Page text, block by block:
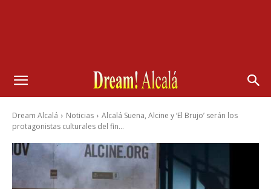
Dream Alcalá Noticias
Alcalá Suena, Alcine y ‘El Brujo’ serán los
protagonistas culturales del fin...